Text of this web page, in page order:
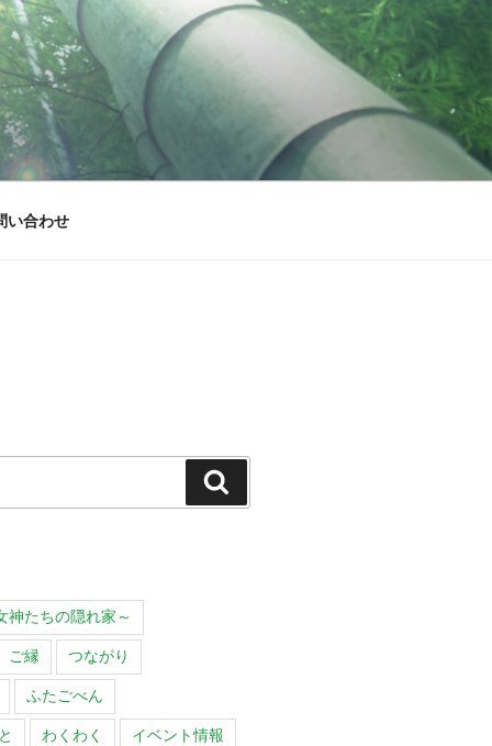
い合わせ
索
神たちの隠れ家～
ご縁 つながり
ふたごべん
わくわく イベント情報